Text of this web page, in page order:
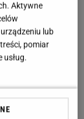
quizie, czy
Tylko 30% z
Aktywne
lub
pomiar
usług.